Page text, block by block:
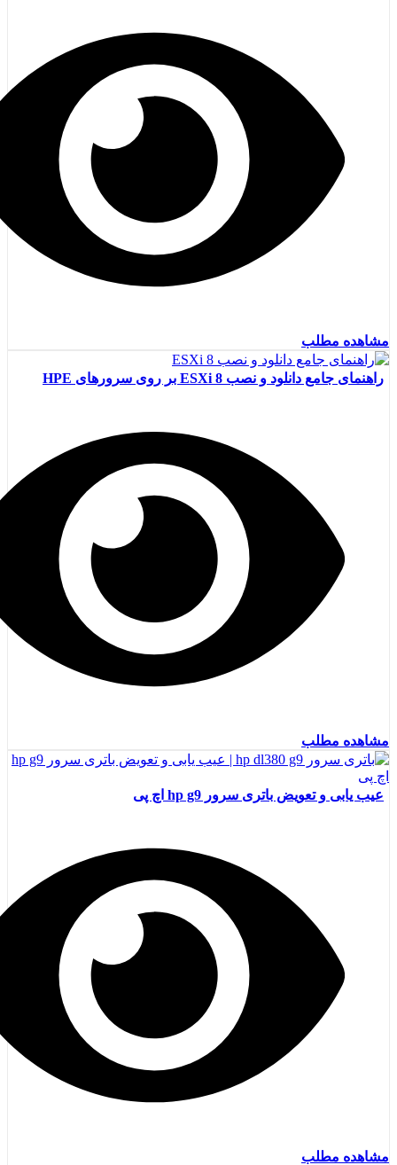
مشاهده مطلب
راهنمای جامع دانلود و نصب ESXi 8 بر روی سرورهای HPE
مشاهده مطلب
عیب یابی و تعویض باتری سرور hp g9 اچ پی
مشاهده مطلب